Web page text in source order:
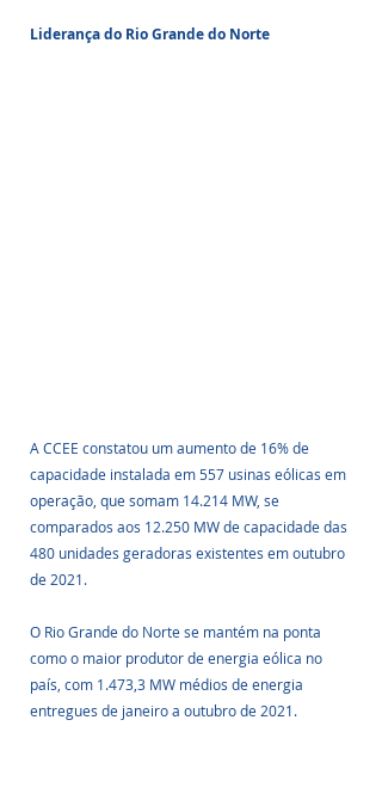
Liderança do Rio Grande do Norte
A CCEE constatou um aumento de 16% de
capacidade instalada em 557 usinas eólicas em
operação, que somam 14.214 MW, se
comparados aos 12.250 MW de capacidade das
480 unidades geradoras existentes em outubro
de 2021.
O Rio Grande do Norte se mantém na ponta
como o maior produtor de energia eólica no
país, com 1.473,3 MW médios de energia
entregues de janeiro a outubro de 2021.